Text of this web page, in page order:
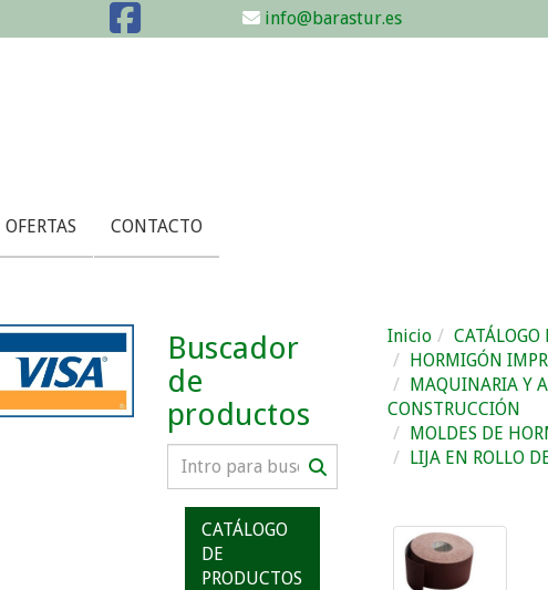
info@barastur.es
OFERTAS CONTACTO
Inicio
CATÁLOGO
HORMIGÓN
MAQUINARIA Y
CONSTRUCCIÓN
MOLDES DE
LIJA EN ROLLO
Buscador
de
productos
CATÁLOGO
DE
PRODUCTOS